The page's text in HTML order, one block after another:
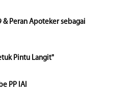
Peran Apoteker sebagai
Pintu Langit"
PP IAI